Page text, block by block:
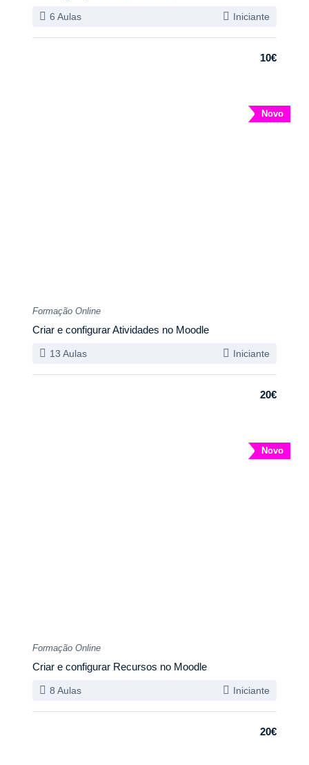
6 Aulas Iniciante
10€
Novo
Formação Online
Criar e configurar Atividades no Moodle
13 Aulas Iniciante
20€
Novo
Formação Online
Criar e configurar Recursos no Moodle
8 Aulas Iniciante
20€